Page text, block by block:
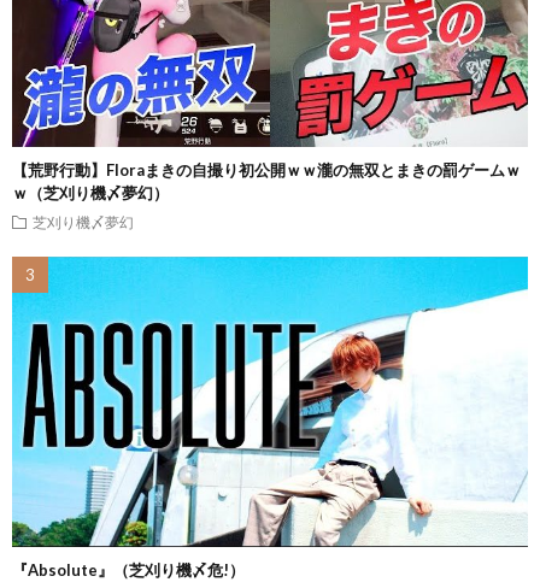
【荒野行動】Floraまきの自撮り初公開ｗｗ瀧の無双とまきの罰ゲームｗ
ｗ（芝刈り機〆夢幻）
芝刈り機〆夢幻
『Absolute』（芝刈り機〆危!）